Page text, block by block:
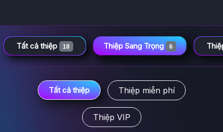
Tất cả thiệp 18 Thiệp Sang Trọng 6
Tất cả thiệp Thiệp miễn phí
Thiệp VIP